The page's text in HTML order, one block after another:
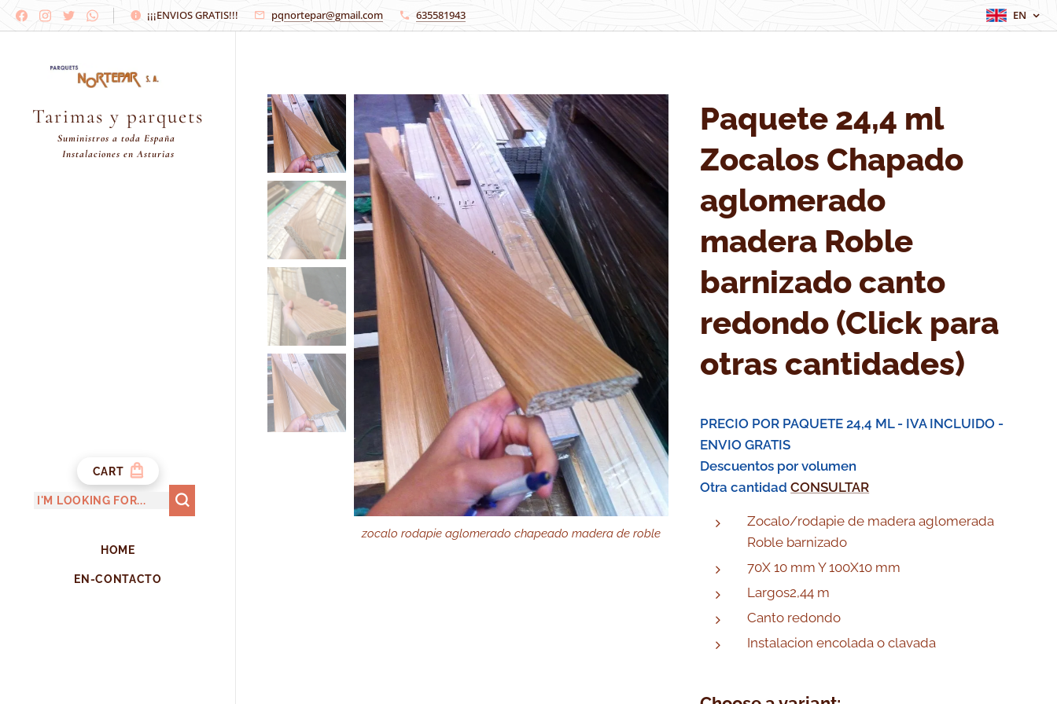
¡¡¡ENVIOS GRATIS!!! pqnortepar@gmail.com 635581943 EN
Tarimas y parquets
Suministros a toda España
Instalaciones en Asturias
CART
HOME
EN-CONTACTO
Paquete 24,4 ml
Zocalos Chapado
aglomerado
madera Roble
barnizado canto
redondo (Click para
otras cantidades)
zocalo rodapie aglomerado chapeado madera de roble
PRECIO POR PAQUETE 24,4 ML - IVA INCLUIDO -
ENVIO GRATIS
Descuentos por volumen
Otra cantidad CONSULTAR
Zocalo/rodapie de madera aglomerada
Roble barnizado
70X 10 mm Y 100X10 mm
Largos2,44 m
Canto redondo
Instalacion encolada o clavada